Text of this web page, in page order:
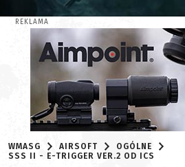
REKLAMA
WMASG AIRSOFT
OGÓLNE
SSS II - E-TRIGGER VER.2 OD ICS